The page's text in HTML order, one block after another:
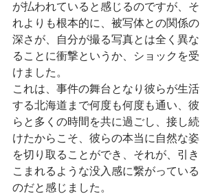
が払われていると感じるのですが、そ
れよりも根本的に、被写体との関係の
深さが、自分が撮る写真とは全く異な
ることに衝撃というか、ショックを受
けました。
これは、事件の舞台となり彼らが生活
する北海道まで何度も何度も通い、彼
らと多くの時間を共に過ごし、接し続
けたからこそ、彼らの本当に自然な姿
を切り取ることができ、それが、引き
こまれるような没入感に繋がっている
のだと感じました。